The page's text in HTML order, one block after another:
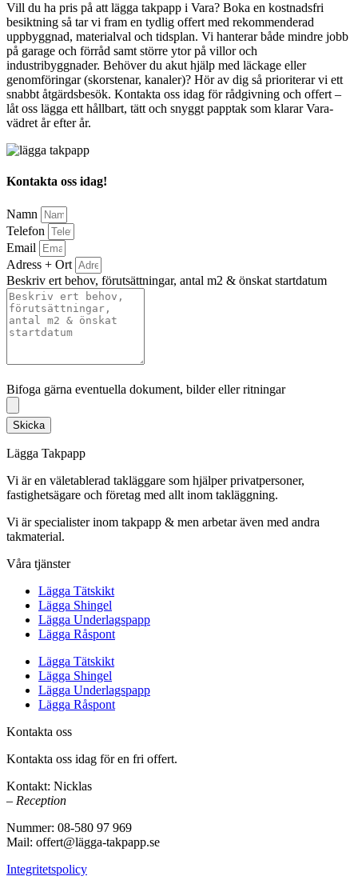
Vill du ha pris på att lägga takpapp i Vara? Boka en kostnadsfri
besiktning så tar vi fram en tydlig offert med rekommenderad
uppbyggnad, materialval och tidsplan. Vi hanterar både mindre jobb
på garage och förråd samt större ytor på villor och
industribyggnader. Behöver du akut hjälp med läckage eller
genomföringar (skorstenar, kanaler)? Hör av dig så prioriterar vi ett
snabbt åtgärdsbesök. Kontakta oss idag för rådgivning och offert –
låt oss lägga ett hållbart, tätt och snyggt papptak som klarar Vara-
vädret år efter år.
Kontakta oss idag!
Namn
Telefon
Email
Adress + Ort
Beskriv ert behov, förutsättningar, antal m2 & önskat startdatum
Bifoga gärna eventuella dokument, bilder eller ritningar
Skicka
Lägga Takpapp
Vi är en väletablerad takläggare som hjälper privatpersoner,
fastighetsägare och företag med allt inom takläggning.
Vi är specialister inom takpapp & men arbetar även med andra
takmaterial.
Våra tjänster
Lägga Tätskikt
Lägga Shingel
Lägga Underlagspapp
Lägga Råspont
Lägga Tätskikt
Lägga Shingel
Lägga Underlagspapp
Lägga Råspont
Kontakta oss
Kontakta oss idag för en fri offert.
Kontakt: Nicklas
– Reception
Nummer: 08-580 97 969
Mail: offert@lägga-takpapp.se
Integritetspolicy